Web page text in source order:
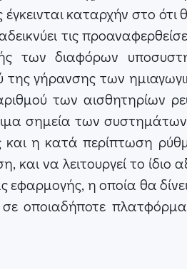
έγκεινται καταρχήν στο
τις
των διαφόρων
της γήρανσης των
των αισθητηρίων
σημεία των
η κατά περίπτωση
να λειτουργεί το ίδιο
εφαρμογής, η οποία θα
οποιαδήποτε